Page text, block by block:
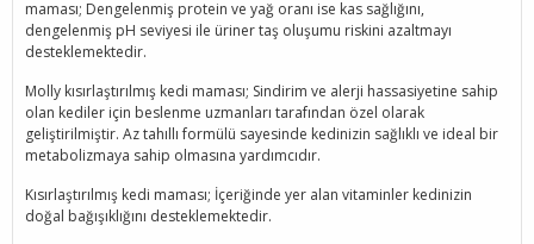
maması; Dengelenmiş protein ve yağ oranı ise kas sağlığını,
dengelenmiş pH seviyesi ile üriner taş oluşumu riskini azaltmayı
desteklemektedir.
Molly kısırlaştırılmış kedi maması; Sindirim ve alerji hassasiyetine sahip
olan kediler için beslenme uzmanları tarafından özel olarak
geliştirilmiştir. Az tahıllı formülü sayesinde kedinizin sağlıklı ve ideal bir
metabolizmaya sahip olmasına yardımcıdır.
Kısırlaştırılmış kedi maması; İçeriğinde yer alan vitaminler kedinizin
doğal bağışıklığını desteklemektedir.